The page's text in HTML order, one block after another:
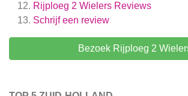
Rijploeg 2 Wielers Reviews
Schrijf een review
Bezoek Rijploeg 2